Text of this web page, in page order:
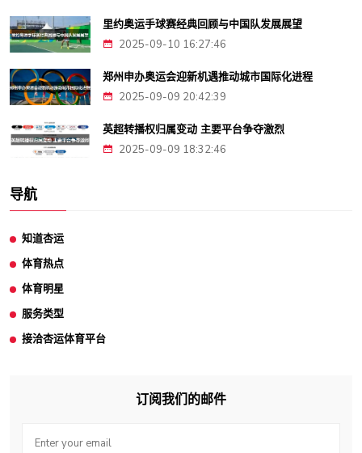
里约奥运手球赛经典回顾与中国队发展展望
2025-09-10 16:27:46
郑州申办奥运会迎新机遇推动城市国际化进程
2025-09-09 20:42:39
英超转播权归属变动 主要平台争夺激烈
2025-09-09 18:32:46
导航
知道杏运
体育热点
体育明星
服务类型
接洽杏运体育平台
订阅我们的邮件